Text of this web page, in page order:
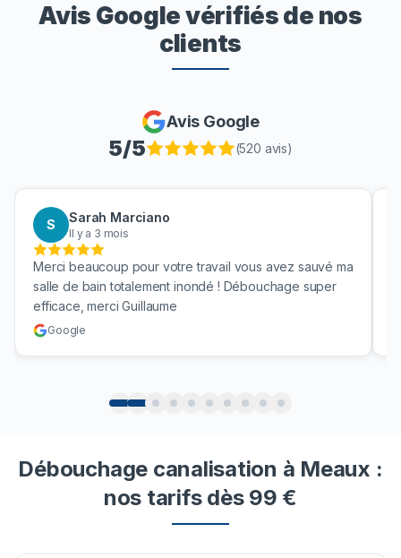
Avis Google vérifiés de nos
clients
Avis Google
5/5 (520 avis)
S Sarah Marciano
Il y a 3 mois
Merci beaucoup pour votre travail vous avez sauvé ma
salle de bain totalement inondé ! Débouchage super
efficace, merci Guillaume
Google
Débouchage canalisation à Meaux :
nos tarifs dès 99 €